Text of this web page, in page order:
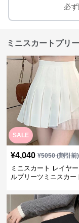
必
ミニスカートプリ
SALE
¥4,040 ¥5050(割引前)
ミニスカート レイヤ
ルプリーツミニスカー